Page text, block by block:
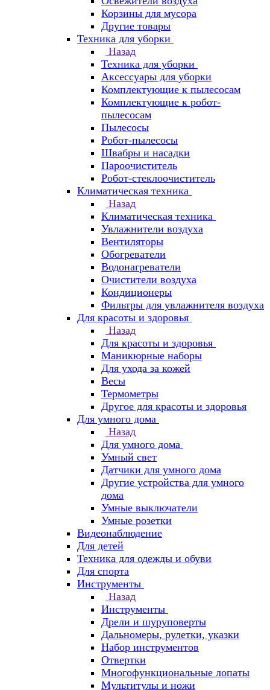
Корзины для мусора
Другие товары
Техника для уборки
Назад
Техника для уборки
Аксессуары для уборки
Комплектующие к пылесосам
Комплектующие к робот-
пылесосам
Пылесосы
Робот-пылесосы
Швабры и насадки
Пароочиститель
Робот-стеклоочиститель
Климатическая техника
Назад
Климатическая техника
Увлажнители воздуха
Вентиляторы
Обогреватели
Водонагреватели
Очистители воздуха
Кондиционеры
Фильтры для увлажнителя воздуха
Для красоты и здоровья
Назад
Для красоты и здоровья
Маникюрные наборы
Для ухода за кожей
Весы
Термометры
Другое для красоты и здоровья
Для умного дома
Назад
Для умного дома
Умный свет
Датчики для умного дома
Другие устройства для умного
дома
Умные выключатели
Умные розетки
Видеонаблюдение
Для детей
Техника для одежды и обуви
Для спорта
Инструменты
Назад
Инструменты
Дрели и шуруповерты
Дальномеры, рулетки, указки
Набор инструментов
Отвертки
Многофункциональные лопаты
Мультитулы и ножи